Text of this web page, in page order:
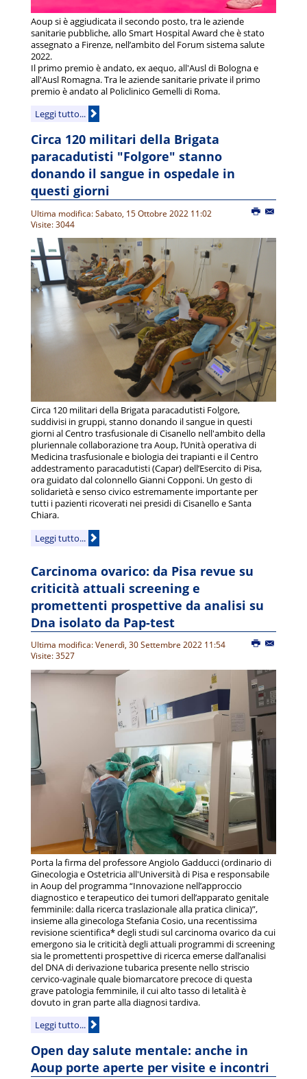
Aoup si è aggiudicata il secondo posto, tra le aziende
sanitarie pubbliche, allo Smart Hospital Award che è stato
assegnato a Firenze, nell’ambito del Forum sistema salute
2022.
Il primo premio è andato, ex aequo, all'Ausl di Bologna e
all'Ausl Romagna. Tra le aziende sanitarie private il primo
premio è andato al Policlinico Gemelli di Roma.
Leggi tutto...
Circa 120 militari della Brigata
paracadutisti "Folgore" stanno
donando il sangue in ospedale in
questi giorni
Ultima modifica: Sabato, 15 Ottobre 2022 11:02
Visite: 3044
Circa 120 militari della Brigata paracadutisti Folgore,
suddivisi in gruppi, stanno donando il sangue in questi
giorni al Centro trasfusionale di Cisanello nell'ambito della
pluriennale collaborazione tra Aoup, l’Unità operativa di
Medicina trasfusionale e biologia dei trapianti e il Centro
addestramento paracadutisti (Capar) dell’Esercito di Pisa,
ora guidato dal colonnello Gianni Copponi. Un gesto di
solidarietà e senso civico estremamente importante per
tutti i pazienti ricoverati nei presidi di Cisanello e Santa
Chiara.
Leggi tutto...
Carcinoma ovarico: da Pisa revue su
criticità attuali screening e
promettenti prospettive da analisi su
Dna isolato da Pap-test
Ultima modifica: Venerdì, 30 Settembre 2022 11:54
Visite: 3527
Porta la firma del professore Angiolo Gadducci (ordinario di
Ginecologia e Ostetricia all'Università di Pisa e responsabile
in Aoup del programma “Innovazione nell’approccio
diagnostico e terapeutico dei tumori dell’apparato genitale
femminile: dalla ricerca traslazionale alla pratica clinica)”,
insieme alla ginecologa Stefania Cosio, una recentissima
revisione scientifica* degli studi sul carcinoma ovarico da cui
emergono sia le criticità degli attuali programmi di screening
sia le promettenti prospettive di ricerca emerse dall’analisi
del DNA di derivazione tubarica presente nello striscio
cervico-vaginale quale biomarcatore precoce di questa
grave patologia femminile, il cui alto tasso di letalità è
dovuto in gran parte alla diagnosi tardiva.
Leggi tutto...
Open day salute mentale: anche in
Aoup porte aperte per visite e incontri